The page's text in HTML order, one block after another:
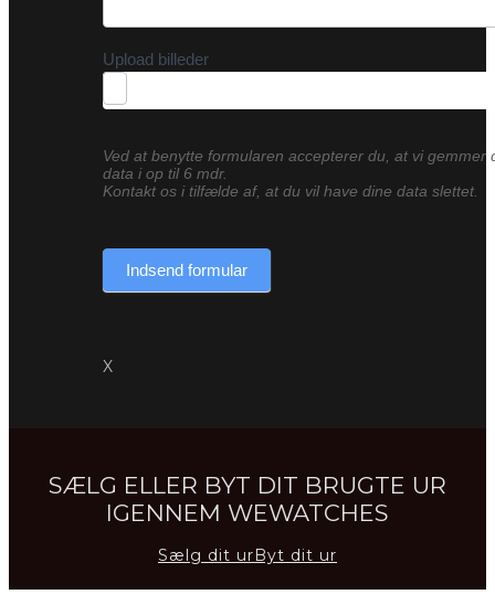
Upload billeder
Ved at benytte formularen accepterer du, at vi gemmer
data i op til 6 mdr.
Kontakt os i tilfælde af, at du vil have dine data slettet.
Indsend formular
X
SÆLG ELLER BYT DIT BRUGTE UR
IGENNEM WEWATCHES
Sælg dit urByt dit ur